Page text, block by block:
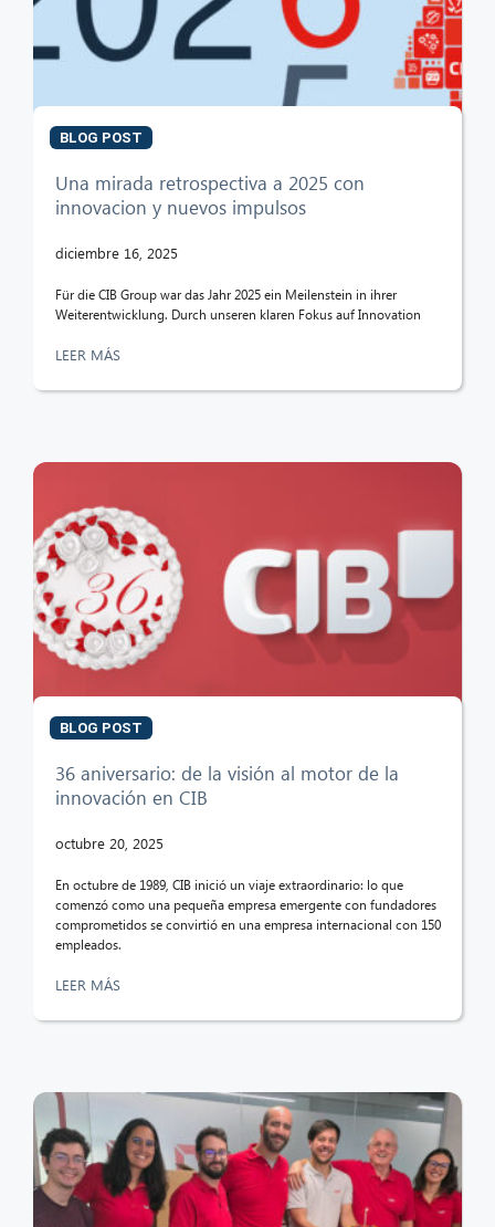
BLOG POST
Una mirada retrospectiva a 2025 con
innovacion y nuevos impulsos
diciembre 16, 2025
Für die CIB Group war das Jahr 2025 ein Meilenstein in ihrer
Weiterentwicklung. Durch unseren klaren Fokus auf Innovation
LEER MÁS
BLOG POST
36 aniversario: de la visión al motor de la
innovación en CIB
octubre 20, 2025
En octubre de 1989, CIB inició un viaje extraordinario: lo que
comenzó como una pequeña empresa emergente con fundadores
comprometidos se convirtió en una empresa internacional con 150
empleados.
LEER MÁS
CIB AI ChatBot
¡Hola! ¿Qué puedo hacer por ti?